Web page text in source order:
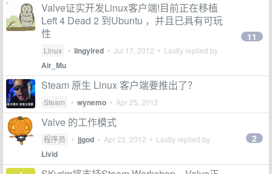
Valve证实开发Linux客户端!目前正在移植
Left 4 Dead 2 到Ubuntu ，并且已具有可玩
性
Linux • lingyired • Jul 17, 2012 • Lastly replied by
Air_Mu
11
Steam 原生 Linux 客户端要推出了？
Steam • wynemo • Apr 25, 2012
Valve 的工作模式
程序员 • jjgod • Apr 23, 2012 • Lastly replied by
Livid
2